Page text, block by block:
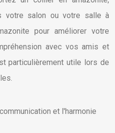
votre salon ou votre salle à
pour améliorer votre
avec vos amis et
particulièrement utile lors de